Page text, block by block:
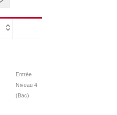
Entrée
Niveau 4
(Bac)